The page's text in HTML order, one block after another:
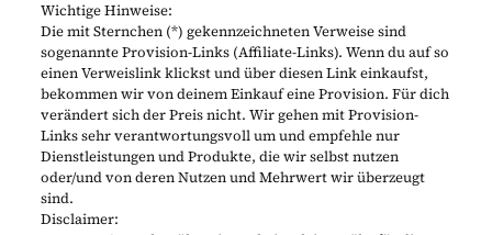
Wichtige Hinweise:
Die mit Sternchen (*) gekennzeichneten Verweise sind
sogenannte Provision-Links (Affiliate-Links). Wenn du auf so
einen Verweislink klickst und über diesen Link einkaufst,
bekommen wir von deinem Einkauf eine Provision. Für dich
verändert sich der Preis nicht. Wir gehen mit Provision-
Links sehr verantwortungsvoll um und empfehle nur
Dienstleistungen und Produkte, die wir selbst nutzen
oder/und von deren Nutzen und Mehrwert wir überzeugt
sind.
Disclaimer: